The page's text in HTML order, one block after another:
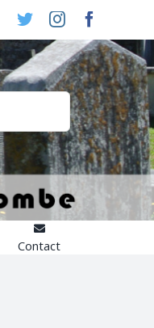
TwitterInstagram
Contact